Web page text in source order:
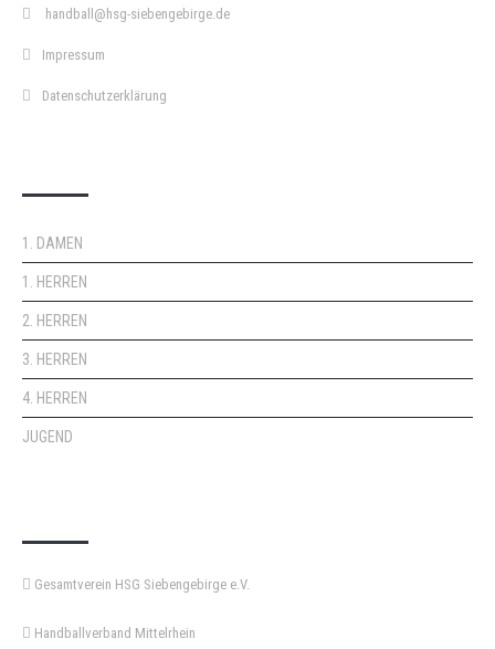
handball@hsg-siebengebirge.de
Impressum
Datenschutzerklärung
1. DAMEN
1. HERREN
2. HERREN
3. HERREN
4. HERREN
JUGEND
Gesamtverein HSG Siebengebirge e.V.
Handballverband Mittelrhein